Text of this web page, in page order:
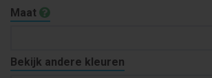
Maat
Bekijk andere kleuren